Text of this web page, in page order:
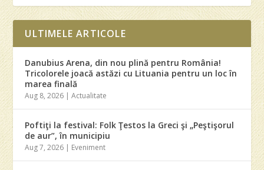
ULTIMELE ARTICOLE
Danubius Arena, din nou plină pentru România!
Tricolorele joacă astăzi cu Lituania pentru un loc în
marea finală
Aug 8, 2026 |Actualitate
Poftiţi la festival: Folk Ţestos la Greci şi „Peştişorul
de aur”, în municipiu
Aug 7, 2026 | Eveniment